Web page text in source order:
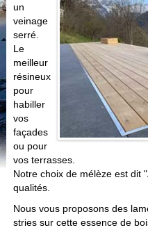
un
veinage
serré.
Le
meilleur
résineux
pour
habiller
vos
façades
ou pour
vos terrasses.
Notre choix de mélèze est dit
qualités.
Nous vous proposons des
stries sur cette essence de